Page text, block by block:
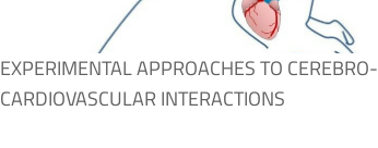
EXPERIMENTAL APPROACHES TO CEREBRO-
CARDIOVASCULAR INTERACTIONS